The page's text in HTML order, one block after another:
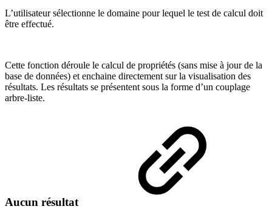
L’utilisateur sélectionne le domaine pour lequel le test de calcul doit
être effectué.
Cette fonction déroule le calcul de propriétés (sans mise à jour de la
base de données) et enchaine directement sur la visualisation des
résultats. Les résultats se présentent sous la forme d’un couplage
arbre-liste.
Aucun résultat